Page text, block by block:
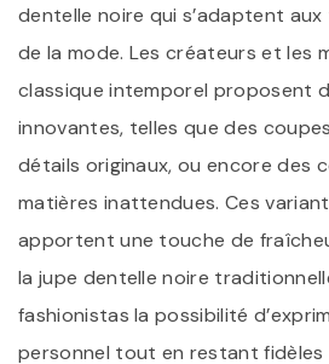
dentelle noire qui s’adaptent
de la mode. Les créateurs et les
classique intemporel proposent
innovantes, telles que des
détails originaux, ou encore des
matières inattendues. Ces
apportent une touche de
la jupe dentelle noire
fashionistas la possibilité
personnel tout en restant fidèles